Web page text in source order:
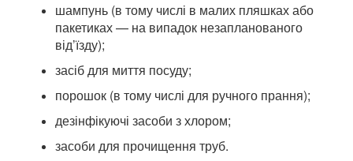
шампунь (в тому числі в малих пляшках або
пакетиках — на випадок незапланованого
від’їзду);
засіб для миття посуду;
порошок (в тому числі для ручного прання);
дезінфікуючі засоби з хлором;
засоби для прочищення труб.